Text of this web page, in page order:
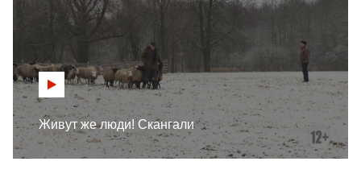
Живут же люди! Скангали